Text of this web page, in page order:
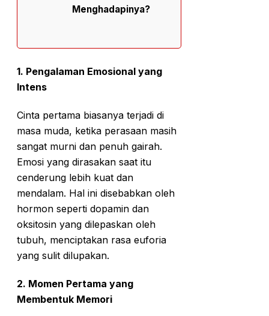
Menghadapinya?
1. Pengalaman Emosional yang
Intens
Cinta pertama biasanya terjadi di
masa muda, ketika perasaan masih
sangat murni dan penuh gairah.
Emosi yang dirasakan saat itu
cenderung lebih kuat dan
mendalam. Hal ini disebabkan oleh
hormon seperti dopamin dan
oksitosin yang dilepaskan oleh
tubuh, menciptakan rasa euforia
yang sulit dilupakan.
2. Momen Pertama yang
Membentuk Memori